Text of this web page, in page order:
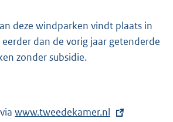
deze windparken vindt plaats in
dan de vorig jaar getenderde
zonder subsidie.
E
www.tweedekamer.nl